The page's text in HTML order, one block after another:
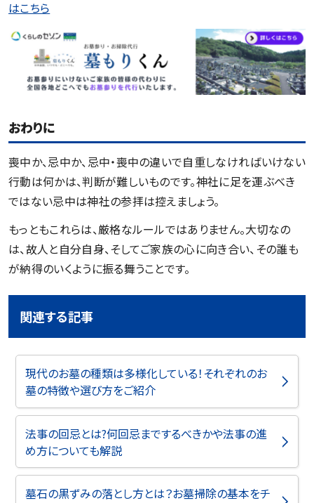
はこちら
おわりに
喪中か、忌中か、忌中・喪中の違いで自重しなければいけない
行動は何かは、判断が難しいものです。神社に足を運ぶべき
ではない忌中は神社の参拝は控えましょう。
もっともこれらは、厳格なルールではありません。大切なの
は、故人と自分自身、そしてご家族の心に向き合い、その誰も
が納得のいくように振る舞うことです。
関連する記事
現代のお墓の種類は多様化している！それぞれのお
墓の特徴や選び方をご紹介
法事の回忌とは?何回忌までするべきかや法事の進
め方についても解説
墓石の黒ずみの落とし方とは？お墓掃除の基本をチ